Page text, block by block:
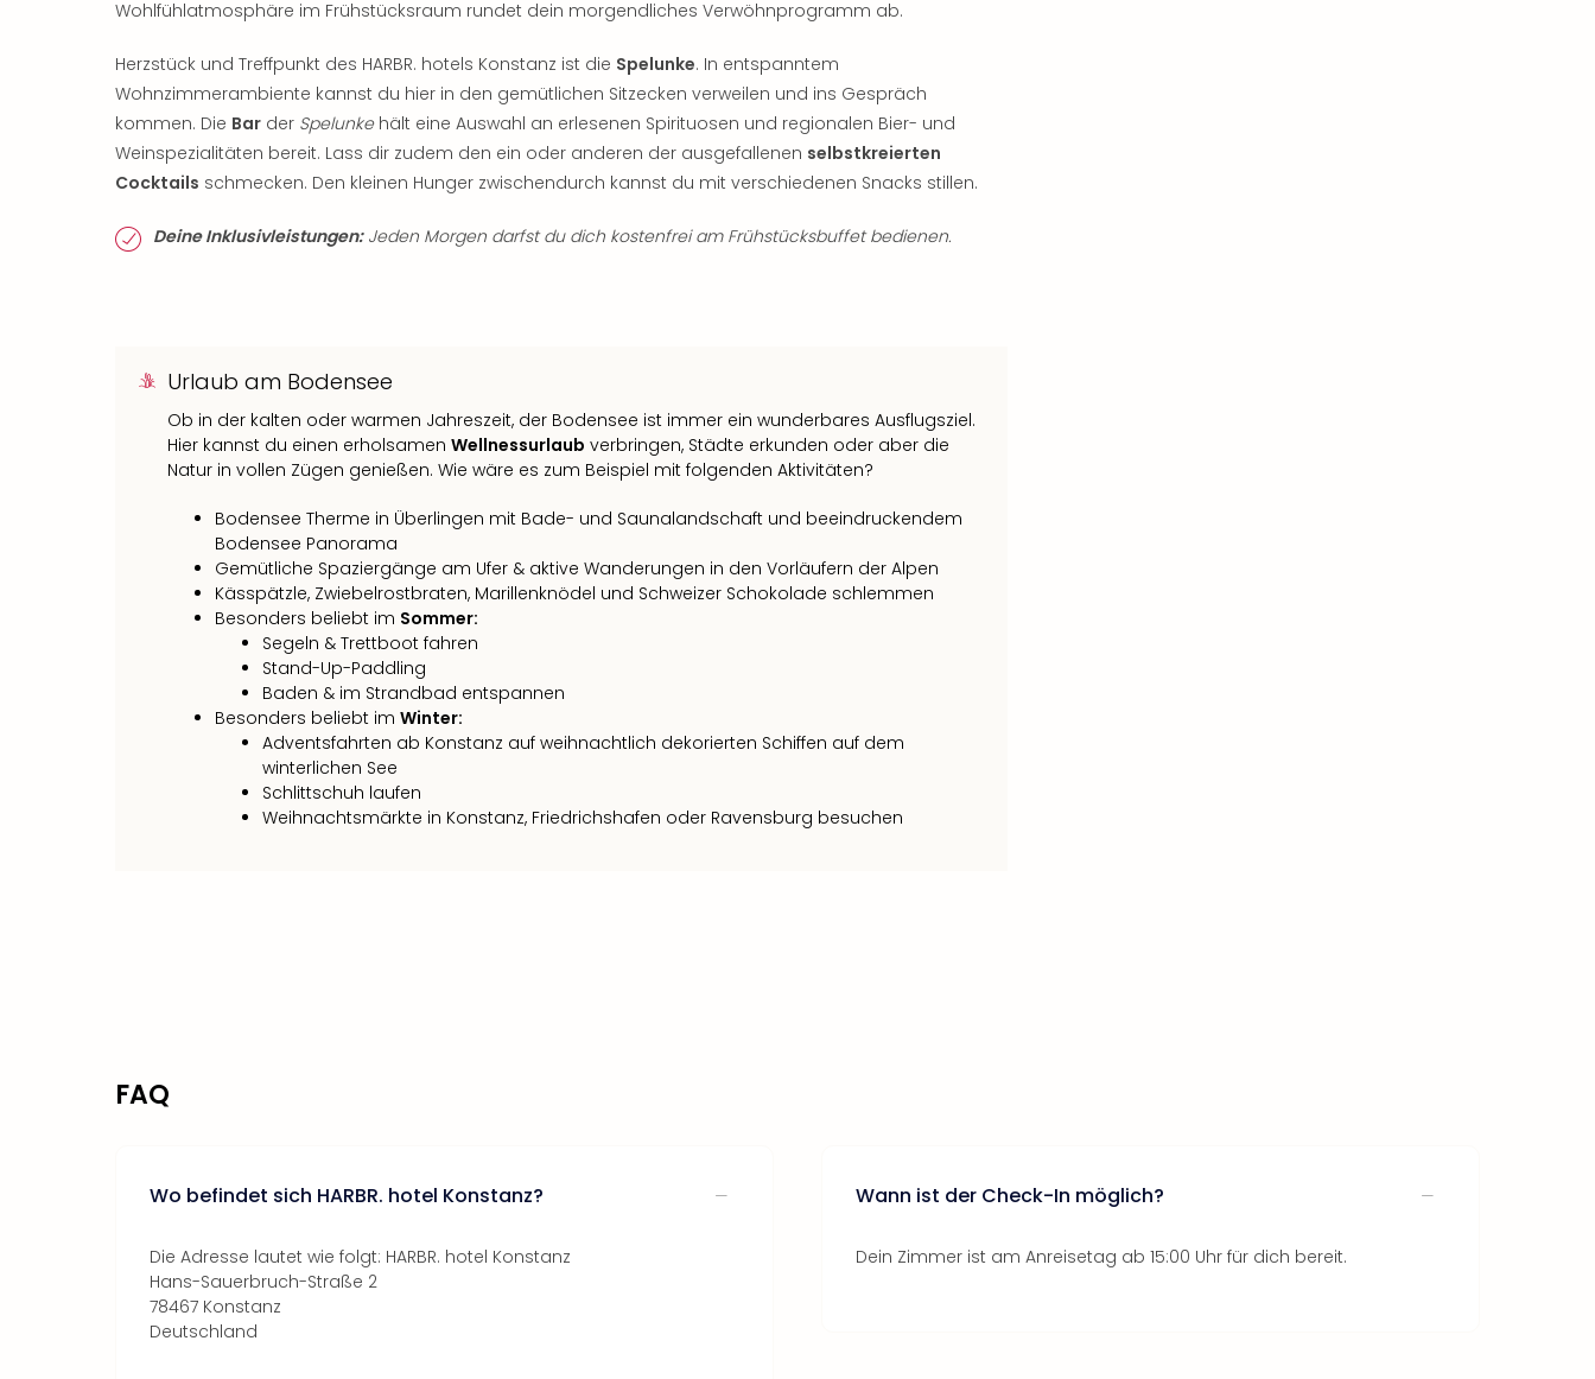
Wohlfühlatmosphäre im Frühstücksraum rundet dein morgendliches Verwöhnprogramm ab.
Herzstück und Treffpunkt des HARBR. hotels Konstanz ist die Spelunke. In entspanntem
Wohnzimmerambiente kannst du hier in den gemütlichen Sitzecken verweilen und ins Gespräch
kommen. Die Bar der Spelunkehält eine Auswahl an erlesenen Spirituosen und regionalen Bier- und
Weinspezialitäten bereit. Lass dir zudem den ein oder anderen der ausgefallenen selbstkreierten
Cocktails schmecken. Den kleinen Hunger zwischendurch kannst du mit verschiedenen Snacks stillen.
Deine Inklusivleistungen:Jeden Morgen darfst du dich kostenfrei am Frühstücksbuffet bedienen.
Urlaub am Bodensee
Ob in der kalten oder warmen Jahreszeit, der Bodensee ist immer ein wunderbares Ausflugsziel.
Hier kannst du einen erholsamen Wellnessurlaub verbringen, Städte erkunden oder aber die
Natur in vollen Zügen genießen. Wie wäre es zum Beispiel mit folgenden Aktivitäten?
Bodensee Therme in Überlingen mit Bade- und Saunalandschaft und beeindruckendem
Bodensee Panorama
Gemütliche Spaziergänge am Ufer & aktive Wanderungen in den Vorläufern der Alpen
Kässpätzle, Zwiebelrostbraten, Marillenknödel und Schweizer Schokolade schlemmen
Besonders beliebt im Sommer:
Segeln & Trettboot fahren
Stand-Up-Paddling
Baden & im Strandbad entspannen
Besonders beliebt im Winter:
Adventsfahrten ab Konstanz auf weihnachtlich dekorierten Schiffen auf dem
winterlichen See
Schlittschuh laufen
Weihnachtsmärkte in Konstanz, Friedrichshafen oder Ravensburg besuchen
FAQ
Wo befindet sich HARBR. hotel Konstanz?
Die Adresse lautet wie folgt: HARBR. hotel Konstanz
Hans-Sauerbruch-Straße 2
78467 Konstanz
Deutschland
Wann ist der Check-In möglich?
Dein Zimmer ist am Anreisetag ab 15:00 Uhr für dich bereit.